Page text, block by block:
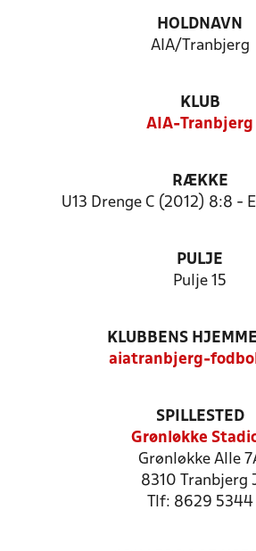
HOLDNAVN
AIA/Tranbjerg
KLUB
AIA-Tranbjerg
RÆKKE
U13 Drenge C (2012) 8:8 -
PULJE
Pulje 15
KLUBBENS
aiatranbjerg-
SPILLESTED
Grønløkke
Grønløkke Alle
8310 Tranbjerg
Tlf: 8629 5344